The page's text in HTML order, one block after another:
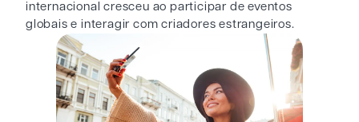
internacional cresceu ao participar de eventos
globais e interagir com criadores estrangeiros.